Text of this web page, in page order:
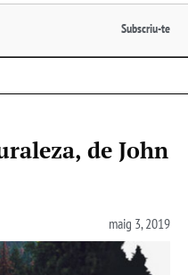
Subscriu-te
de John
maig 3, 2019